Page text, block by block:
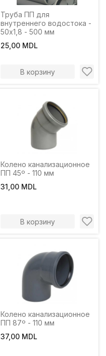
Труба ПП для
внутреннего водостока -
50х1,8 - 500 мм
25,00 MDL
В корзину
Колено канализационное
ПП 45º - 110 мм
31,00 MDL
В корзину
Колено канализационное
ПП 87º - 110 мм
37,00 MDL